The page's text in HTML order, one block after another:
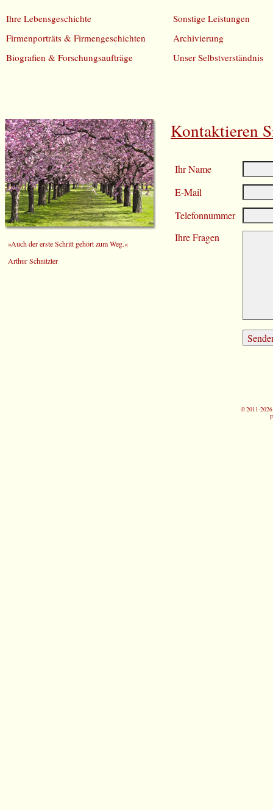
Ihre Lebensgeschichte
Sonstige Leistungen
Firmenporträts & Firmengeschichten
Archivierung
Biografien & Forschungsaufträge
Unser Selbstverständnis
»Auch der erste Schritt gehört zum Weg.«
Arthur Schnitzler
Kontaktieren
Ihr Name
E-Mail
Telefonnummer
Ihre Fragen
© 2011-2026